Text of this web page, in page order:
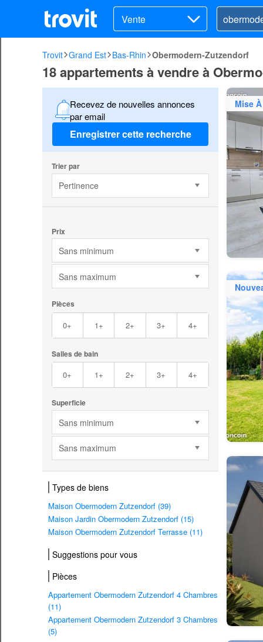
Vente
Trovit Grand Est Bas-Rhin Obermodern-Zutzendorf
18 appartements à vendre à
Recevez de nouvelles annonces
par email
Enregistrer cette recherche
Trier par
Pertinence
Prix
Sans minimum
Sans maximum
Pièces
0+ 1+ 2+ 3+ 4+
Salles de bain
0+ 1+ 2+ 3+ 4+
Superficie
Sans minimum
Sans maximum
Types de biens
Maison Obermodern Zutzendorf (39)
Maison Jardin Obermodern Zutzendorf (15)
Maison Obermodern Zutzendorf Terrasse (11)
Suggestions pour vous
Pièces
Appartement Obermodern Zutzendorf 4 Chambres
(11)
Appartement Obermodern Zutzendorf 3 Chambres
(5)
Mise